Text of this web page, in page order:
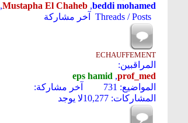
beddi mohamed
,
Mustapha El Chaheb
,
Threads / Posts آخر مشاركة
ECHAUFFEMENT
المراقبين:
prof_med
,
eps hamid
المواضيع: 731
المشاركات: 10,277
آخر مشاركة:
لا يوجد